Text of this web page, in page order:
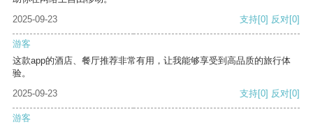
2025-09-23
支持[0] 反对[0]
游客
这款app的酒店、餐厅推荐非常有用，让我能够享受到高品质的旅行体
验。
2025-09-23
支持[0] 反对[0]
游客